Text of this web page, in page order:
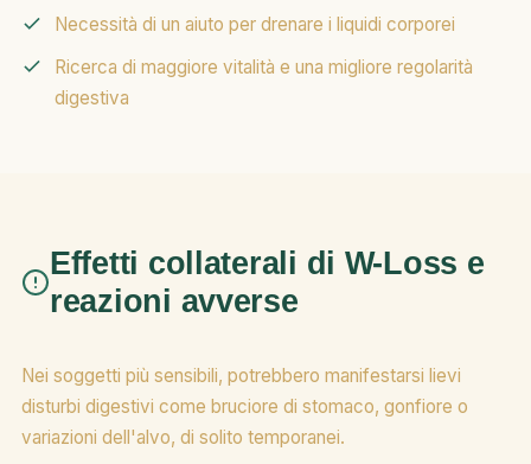
Necessità di un aiuto per drenare i liquidi corporei
Ricerca di maggiore vitalità e una migliore regolarità
digestiva
Effetti collaterali di W-Loss e
reazioni avverse
Nei soggetti più sensibili, potrebbero manifestarsi lievi
disturbi digestivi come bruciore di stomaco, gonfiore o
variazioni dell'alvo, di solito temporanei.